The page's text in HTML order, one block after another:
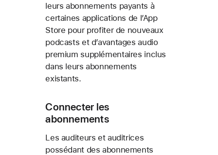
leurs abonnements payants à
certaines applications de l’App
Store pour profiter de nouveaux
podcasts et d’avantages audio
premium supplémentaires inclus
dans leurs abonnements
existants.
Connecter les
abonnements
Les auditeurs et auditrices
possédant des abonnements